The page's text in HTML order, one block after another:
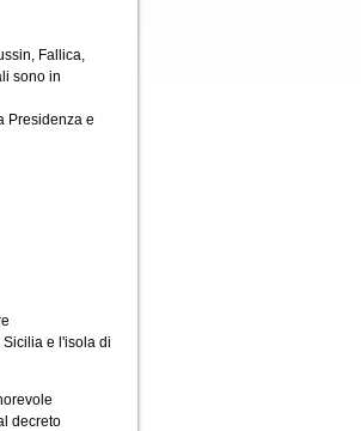
Fallica,
sono in
Presidenza e
e l'isola di
decreto